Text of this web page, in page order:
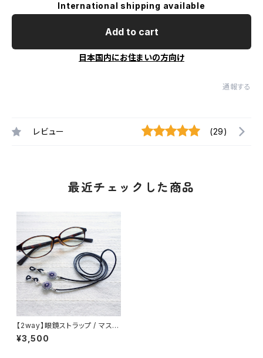
International shipping available
Add to cart
日本国内にお住まいの方向け
通報する
レビュー (29)
最近チェックした商品
【2way】眼鏡ストラップ / マスク
ホルダー (紫とベージュ) 絹糸
のアクセサリー
¥3,500